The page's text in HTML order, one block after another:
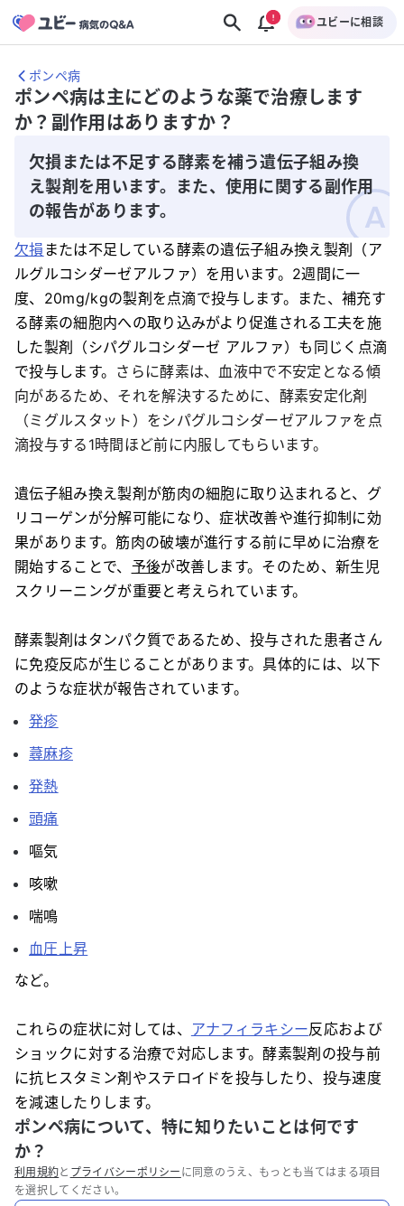
ユビーに相談
ポンペ病
ポンペ病は主にどのような薬で治療します
か？副作用はありますか？
欠損または不足する酵素を補う遺伝子組み換
え製剤を用います。また、使用に関する副作用
の報告があります。
欠損 または不足している酵素の遺伝子組み換え製剤（ア
ルグルコシダーゼアルファ）を用います。2週間に一
度、20mg/kgの製剤を点滴で投与します。また、補充す
る酵素の細胞内への取り込みがより促進される工夫を施
した製剤（シパグルコシダーゼ アルファ）も同じく点滴
で投与します。 さらに酵素は、血液中で不安定となる傾
向があるため、それを解決するために、酵素安定化剤
（ミグルスタット）をシパグルコシダーゼアルファを点
滴投与する1時間ほど前に内服してもらいます。
遺伝子組み換え製剤が筋肉の細胞に取り込まれると、グ
リコーゲンが分解可能になり、症状改善や進行抑制に効
果があります。筋肉の破壊が進行する前に早めに治療を
開始することで、 予後が改善します。そのため、新生児
スクリーニングが重要と考えられています。
酵素製剤はタンパク質であるため、投与された患者さん
に免疫反応が生じることがあります。具体的には、以下
のような症状が報告されています。
発疹
蕁麻疹
発熱
頭痛
嘔気
咳嗽
喘鳴
血圧上昇
など。
これらの症状に対しては、 アナフィラキシー反応および
ショックに対する治療で対応します。酵素製剤の投与前
に抗ヒスタミン剤やステロイドを投与したり、投与速度
を減速したりします。
ポンペ病について、特に知りたいことは何です
か？
利用規約と プライバシーポリシー に同意のうえ、もっとも当てはまる項目
を選択してください。